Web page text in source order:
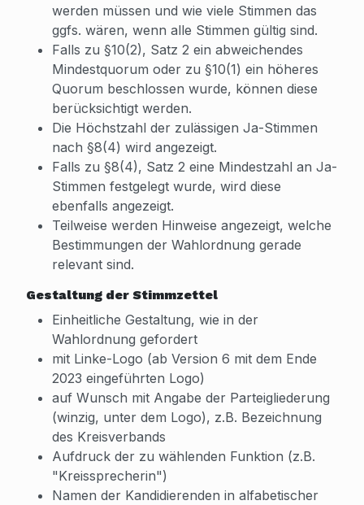
werden müssen und wie viele Stimmen das
ggfs. wären, wenn alle Stimmen gültig sind.
Falls zu §10(2), Satz 2 ein abweichendes
Mindestquorum oder zu §10(1) ein höheres
Quorum beschlossen wurde, können diese
berücksichtigt werden.
Die Höchstzahl der zulässigen Ja-Stimmen
nach §8(4) wird angezeigt.
Falls zu §8(4), Satz 2 eine Mindestzahl an Ja-
Stimmen festgelegt wurde, wird diese
ebenfalls angezeigt.
Teilweise werden Hinweise angezeigt, welche
Bestimmungen der Wahlordnung gerade
relevant sind.
Gestaltung der Stimmzettel
Einheitliche Gestaltung, wie in der
Wahlordnung gefordert
mit Linke-Logo (ab Version 6 mit dem Ende
2023 eingeführten Logo)
auf Wunsch mit Angabe der Parteigliederung
(winzig, unter dem Logo), z.B. Bezeichnung
des Kreisverbands
Aufdruck der zu wählenden Funktion (z.B.
"Kreissprecherin")
Namen der Kandidierenden in alfabetischer